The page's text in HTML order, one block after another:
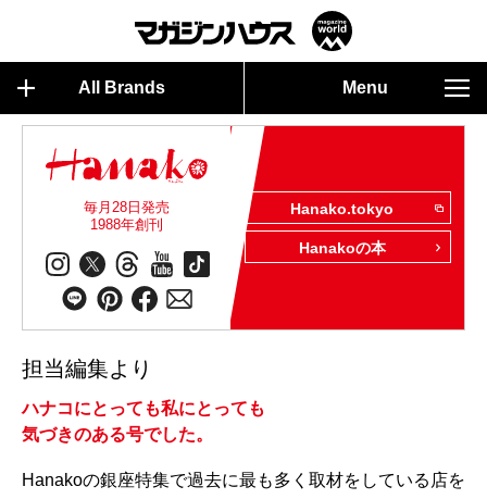
All Brands Menu
毎月28日発売
1988年創刊
Hanako.tokyo
Hanakoの本
担当編集より
ハナコにとっても私にとっても
気づきのある号でした。
Hanakoの銀座特集で過去に最も多く取材をしている店を